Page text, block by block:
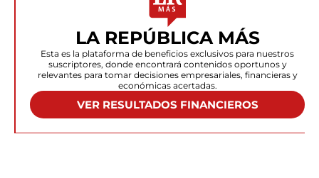
LA REPÚBLICA MÁS
Esta es la plataforma de beneficios exclusivos para nuestros
suscriptores, donde encontrará contenidos oportunos y
relevantes para tomar decisiones empresariales, financieras y
económicas acertadas.
VER RESULTADOS FINANCIEROS